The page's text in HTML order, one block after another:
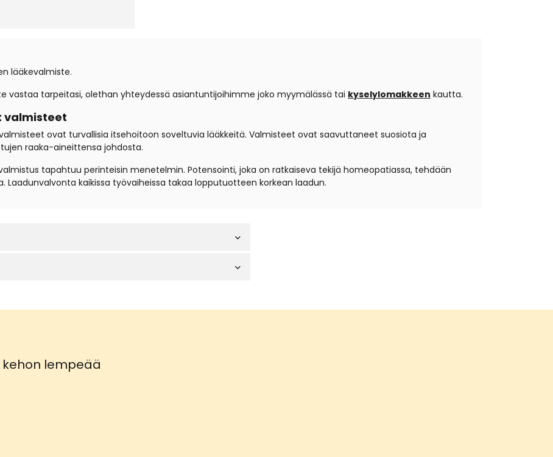
lääkevalmiste.
vastaa tarpeitasi, olethan yhteydessä asiantuntijoihimme joko myymälässä tai kyselylomakkeen kautta.
valmisteet
ovat turvallisia itsehoitoon soveltuvia lääkkeitä. Valmisteet ovat saavuttaneet suosiota ja
raaka-aineittensa johdosta.
tapahtuu perinteisin menetelmin. Potensointi, joka on ratkaiseva tekijä homeopatiassa, tehdään
Laadunvalvonta kaikissa työvaiheissa takaa lopputuotteen korkean laadun.
lempeää